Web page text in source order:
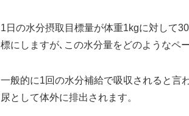
1日の水分摂取目標量が体重1kgに対して
標にしますが､この水分量をどのようなペ
一般的に1回の水分補給で吸収されると言
尿として体外に排出されます。